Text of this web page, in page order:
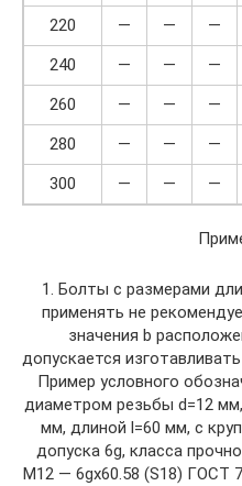
220
— — —
240
— — —
260
— — —
280
— — —
300
— — —
1. Болты с размерами
применять не
значения b
допускается
Пример условного
диаметром резьбы d=12
мм, длиной l=60 мм, с
допуска 6g, класса
М12 — 6gх60.58 (S18) ГОСТ